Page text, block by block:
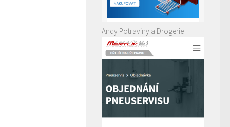
Andy Potraviny a Drogerie